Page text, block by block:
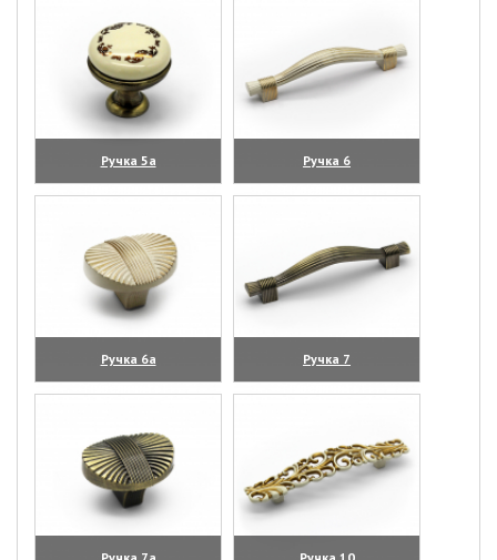
Ручка 5а
(увеличить)
Ручка 6
(увеличить)
Ручка 6а
(увеличить)
Ручка 7
(увеличить)